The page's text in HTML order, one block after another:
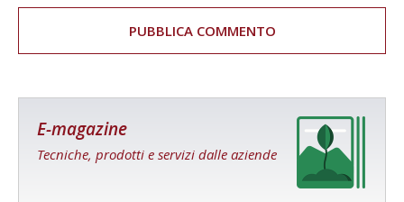
E-magazine
Tecniche, prodotti e servizi dalle aziende